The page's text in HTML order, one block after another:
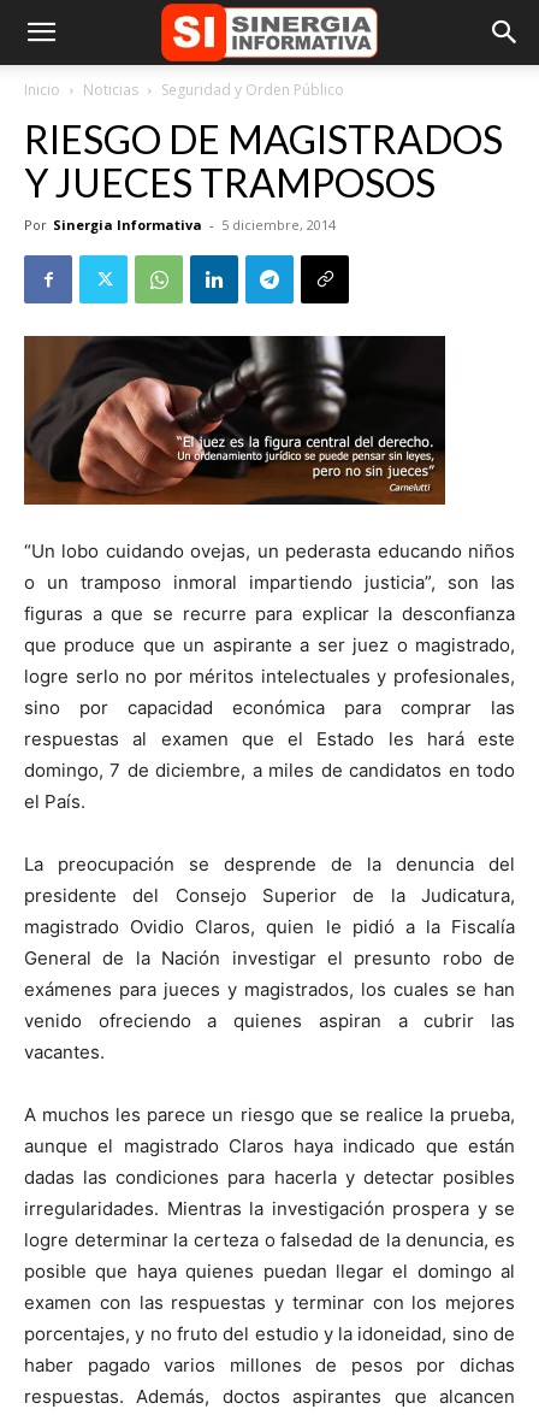
Inicio Noticias Seguridad y Orden Público
RIESGO DE MAGISTRADOS
Y JUECES TRAMPOSOS
Por Sinergia Informativa - 5 diciembre, 2014
“Un lobo cuidando ovejas, un pederasta educando niños
o un tramposo inmoral impartiendo justicia”, son las
figuras a que se recurre para explicar la desconfianza
que produce que un aspirante a ser juez o magistrado,
logre serlo no por méritos intelectuales y profesionales,
sino por capacidad económica para comprar las
respuestas al examen que el Estado les hará este
domingo, 7 de diciembre, a miles de candidatos en todo
el País.
La preocupación se desprende de la denuncia del
presidente del Consejo Superior de la Judicatura,
magistrado Ovidio Claros, quien le pidió a la Fiscalía
General de la Nación investigar el presunto robo de
exámenes para jueces y magistrados, los cuales se han
venido ofreciendo a quienes aspiran a cubrir las
vacantes.
A muchos les parece un riesgo que se realice la prueba,
aunque el magistrado Claros haya indicado que están
dadas las condiciones para hacerla y detectar posibles
irregularidades. Mientras la investigación prospera y se
logre determinar la certeza o falsedad de la denuncia, es
posible que haya quienes puedan llegar el domingo al
examen con las respuestas y terminar con los mejores
porcentajes, y no fruto del estudio y la idoneidad, sino de
haber pagado varios millones de pesos por dichas
respuestas. Además, doctos aspirantes que alcancen